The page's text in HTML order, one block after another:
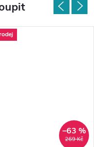
269 Kč
–63 %